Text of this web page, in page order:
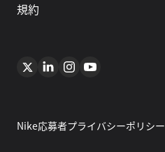
規約
Nike応募者プライバシーポリシー